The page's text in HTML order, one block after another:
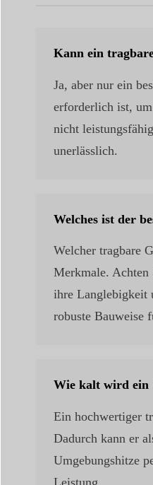
Kann ein
Ja, aber nur ein
erforderlich ist,
nicht
unerlässlich.
Welches ist der
Welcher tragbare
Merkmale.
ihre Langlebigkeit
robuste Bauweise
Wie kalt wird ein
Ein hochwertiger
Dadurch kann er
Umgebungshitze
Leistung.